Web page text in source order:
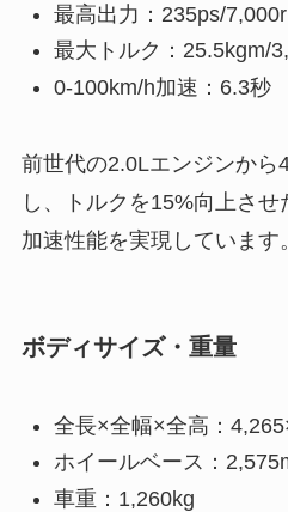
最高出力：235ps/
最大トルク：25.5kgm/
0-100km/h加速：6.3秒
前世代の2.0Lエンジンから
し、トルクを15%向上さ
加速性能を実現しています。
ボディサイズ・重量
全長×全幅×全高：
ホイールベース：
車重：1,260kg